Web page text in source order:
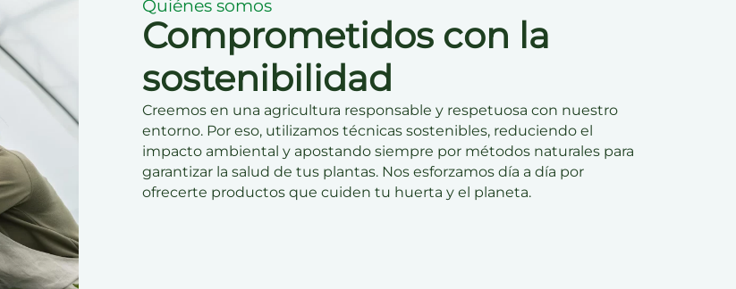
Quiénes somos
Comprometidos con la
sostenibilidad
Creemos en una agricultura responsable y respetuosa con nuestro
entorno. Por eso, utilizamos técnicas sostenibles, reduciendo el
impacto ambiental y apostando siempre por métodos naturales para
garantizar la salud de tus plantas. Nos esforzamos día a día por
ofrecerte productos que cuiden tu huerta y el planeta.